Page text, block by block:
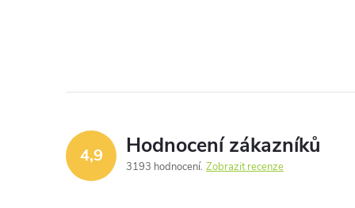
4,9 Hodnocení zákazníků
3193 hodnocení Zobrazit recenze